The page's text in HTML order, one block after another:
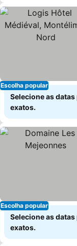
Escolha popular
Selecione as
exatos.
Escolha popular
Selecione as
exatos.